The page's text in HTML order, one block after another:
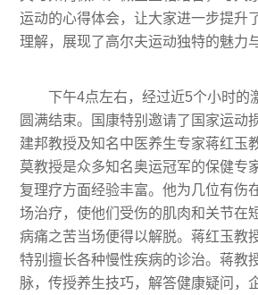
运动的心得体会，让大家进一步提升
理解，展现了高尔夫运动独特的魅力
下午4点左右，经过近5个小时的
圆满结束。国康特别邀请了国家运动
建邦教授及知名中医养生专家蒋红玉
莫教授是众多知名奥运冠军的保健专
复理疗方面经验丰富。他为几位有伤
场治疗，使他们受伤的肌肉和关节在
病痛之苦当场便得以解脱。蒋红玉教
特别擅长各种慢性疾病的诊治。蒋教
脉，传授养生技巧，解答健康疑问，